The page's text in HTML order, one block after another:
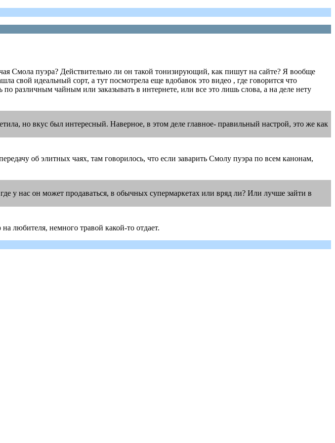
Смола пуэра? Действительно ли он такой тонизирующий, как пишут на сайте? Я вообще
свой идеальный сорт, а тут посмотрела еще вдобавок это видео , где говорится что
различным чайным или заказывать в интернете, или все это лишь слова, а на деле нету
но вкус был интересный. Наверное, в этом деле главное- правильный настрой, это же как
об элитных чаях, там говорилось, что если заварить Смолу пуэра по всем канонам,
у нас он может продаваться, в обычных супермаркетах или вряд ли? Или лучше зайти в
любителя, немного травой какой-то отдает.